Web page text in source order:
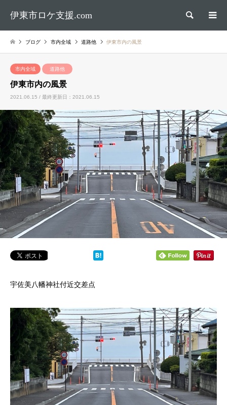
伊東市ロケ支援.com 検索
ブログ 市内全域 道路他 伊東市内の風景
市内全域 道路他
伊東市内の風景
2021.06.15 / 最終更新日：2021.06.15
宇佐美八幡神社付近交差点